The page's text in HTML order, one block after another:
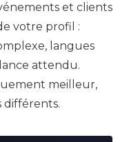
et clients
votre profil :
langues
attendu.
meilleur,
différents.